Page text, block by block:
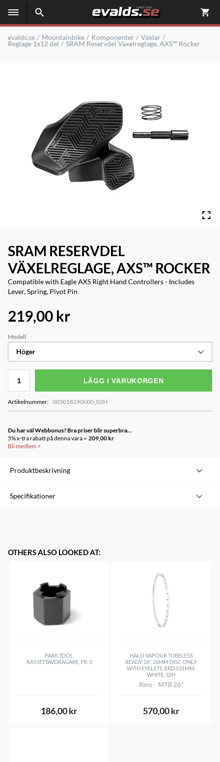
evalds.se Mountainbike Komponenter
Växlar
Reglage 1x12 del
SRAM Reservdel Växelreglage, AXS™ Rocker
SRAM RESERVDEL
VÄXELREGLAGE, AXS™ ROCKER
Compatible with Eagle AXS Right Hand Controllers - Includes
Lever, Spring, Pivot Pin
219,00 kr
Modell
Höger
LÄGG I VARUKORGEN
Artikelnummer: 003018290000_02H
Du har väl Webbonus? Bra priser blir superbra...
5% x-tra rabatt på denna vara = 209,00 kr
Bli medlem >
Produktbeskrivning
Specifikationer
Modellgrupp
OTHERS ALSO LOOKED AT:
PARK TOOL
KASSETTAVDRAGARE, FR-3
186,00 kr
HALO VAPOUR TUBELESS
READY 26", 26MM DISC ONLY
WITH EYELETS. ERD 531MM,
WHITE, 32H
Rims - MTB 26"
570,00 kr